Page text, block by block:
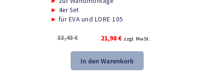
► 4er Set
► für EVA und LORE 105
33,43€
Ursprünglicher
war:
33,43 €
21,98€Aktueller
ist:
21,98 €.
zzgl. MwSt.
In den Warenkorb